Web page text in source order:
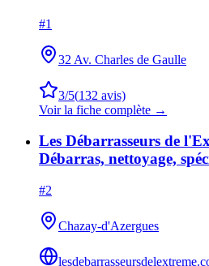
#1
32 Av. Charles de Gaulle
3/5(132 avis)
Voir la fiche complète →
Les Débarrasseurs de
Débarras, nettoyage,
#2
Chazay-d'Azergues